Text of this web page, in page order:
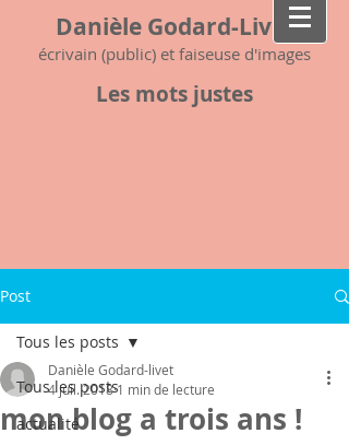
Danièle Godard-Livet
écrivain (public) et faiseuse d'images
Les mots justes
Post
Tous les posts
actualité
Tous les posts
mon blog a trois ans !
Danièle Godard-livet
4 juil. 20181 min de lecture